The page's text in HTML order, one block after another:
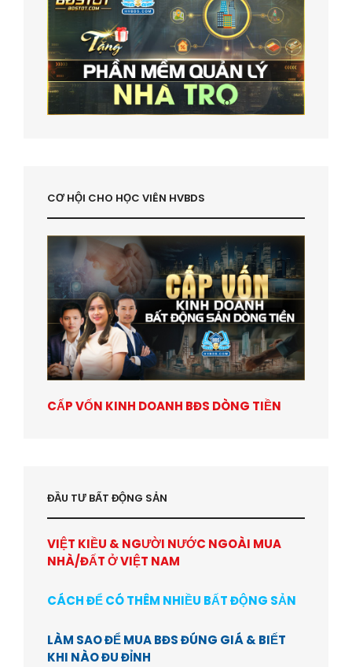
CƠ HỘI CHO HỌC VIÊN HVBDS
CẤP VỐN KINH DOANH BĐS DÒNG TIỀN
ĐẦU TƯ BẤT ĐỘNG SẢN
VIỆT KIỀU & NGƯỜI NƯỚC NGOÀI MUA
NHÀ/ĐẤT Ở VIỆT NAM
CÁCH ĐỂ CÓ THÊM NHIỀU BẤT ĐỘNG SẢN
LÀM SAO ĐỂ MUA BĐS ĐÚNG GIÁ & BIẾT
KHI NÀO ĐU ĐỈNH